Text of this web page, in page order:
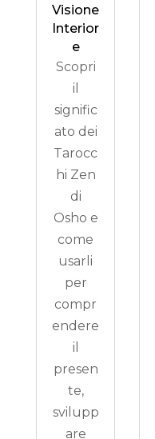
Visione
Interior
e
Scopri
il
signific
ato dei
Tarocc
hi Zen
di
Osho e
come
usarli
per
compr
endere
il
presen
te,
svilupp
are